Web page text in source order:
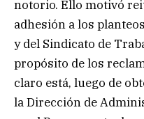
notorio. Ello motivó
adhesión a los
y del Sindicato de
propósito de los
claro está, luego de
la Dirección de